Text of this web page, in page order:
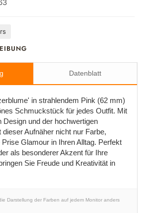
Datenblatt
in strahlendem Pink (62 mm)
Schmuckstück für jedes Outfit. Mit
Design und der hochwertigen
dieser Aufnäher nicht nur Farbe,
Glamour in Ihren Alltag. Perfekt
als besonderer Akzent für Ihre
Sie Freude und Kreativität in
Darstellung der Farben auf jedem Monitor anders